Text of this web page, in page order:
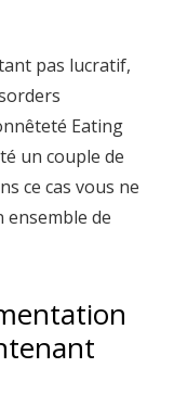
pas lucratif,
Eating
un couple de
ce cas vous ne
ensemble de